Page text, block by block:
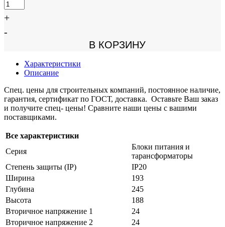
+
-
В КОРЗИНУ
Характеристики
Описание
Спец. цены для строительных компаний, постоянное наличие,
гарантия, сертификат по ГОСТ, доставка. Оставьте Ваш заказ
и получите спец- цены! Сравните наши цены с вашими
поставщиками.
Все характеристики
Серия
Блоки питания и
тарансформаторы
Степень защиты (IP)
IP20
Ширина
193
Глубина
245
Высота
188
Вторичное напряжение 1
24
Вторичное напряжение 2
24